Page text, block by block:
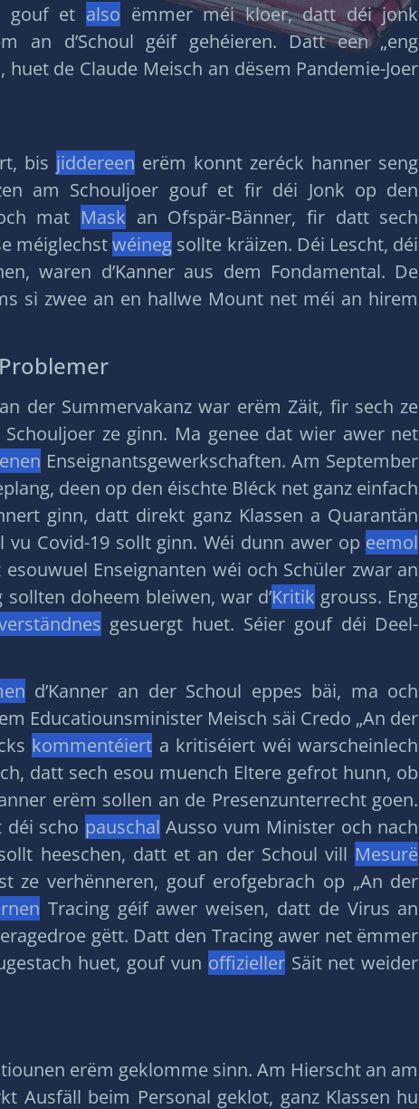
gouf et also ëmmer méi kloer, datt déi jonk
an d’Schoul géif gehéieren. Datt een „eng
de Claude Meisch an dësem Pandemie-Joer
bis jiddereen erëm konnt zeréck hanner seng
am Schouljoer gouf et fir déi Jonk op den
mat Mask an Ofspär-Bänner, fir datt sech
méiglechstwéineg sollte kräizen. Déi Lescht, déi
waren d’Kanner aus dem Fondamental. De
si zwee an en hallwe Mount net méi an hirem
der Summervakanz war erëm Zäit, fir sech ze
ze ginn. Ma genee dat wier awer net
Enseignantsgewerkschaften. Am September
deen op den éischte Bléck net ganz einfach
ginn, datt direkt ganz Klassen a Quarantän
vu Covid-19 sollt ginn. Wéi dunn awer op eemol
Enseignanten wéi och Schüler zwar an
doheem bleiwen, war d’Kritik grouss. Eng
gesuergt huet. Séier gouf déi Deel-
d’Kanner an der Schoul eppes bäi, ma och
Educatiounsminister Meisch säi Credo „An der
kommentéiert a kritiséiert wéi warscheinlech
datt sech esou muench Eltere gefrot hunn, ob
erëm sollen an de Presenzunterrecht goen.
déi scho pauschal Ausso vum Minister och nach
heeschen, datt et an der Schoul vill Mesurë
ze verhënneren, gouf erofgebrach op „An der
Tracing géif awer weisen, datt de Virus an
eragedroe gëtt. Datt den Tracing awer net ëmmer
huet, gouf vun offiziellerSäit net weider
erëm geklomme sinn. Am Hierscht an am
Ausfäll beim Personal geklot, ganz Klassen hu